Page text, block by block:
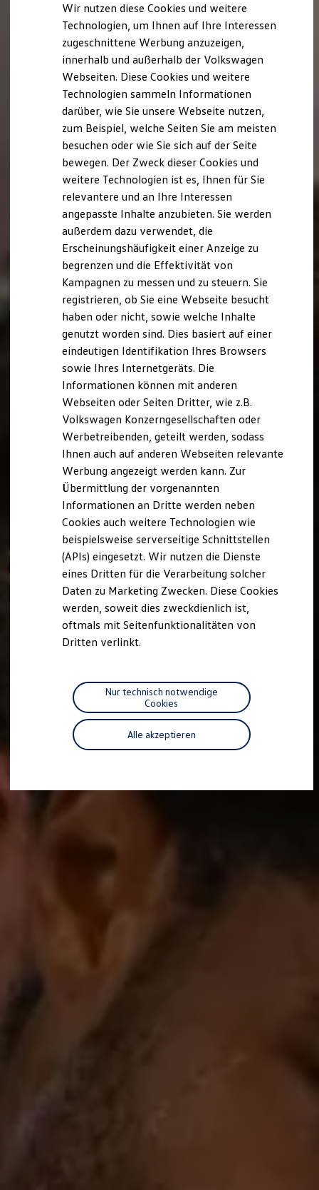
Laden unterwegs
Laden Zuhause
Ladestationen finden
Ladezeitensimulator
Batterie
Sicherheit
Nachhaltigkeit
Technologie
Kosten und Kauf
Verbrauchskosten
Kaufoptionen
E-Auto-Förderung
Software und Konnektivität
Die ID. Software 6
ID. Software Versionen und Updates
Digitale Extras
Schnittstellen zu Ihrem ID.
Marke und Erlebnis
Volkswagen R und R Experience
R-Modelle
R Experience
Driving Experience
Volkswagen entdecken
Werkbesichtigung
Lifestyle Shop
T-Roc Kollektion
Golf Kollektion
Volkswagen Kollektion
R-Kollektion
GTI Kollektion
Fußball Drop
we drive football
#wedriveproud
Besitzer und Service
myVolkswagen
Software Updates
Service und Ersatzteile
Inspektion und HU/AU
Reparaturen und Checks
Motorenöl und Flüssigkeiten
Räder und Reifen
Pannen- und Unfallhilfe
Economy Service
Volkswagen Teile
Zubehör
Modellspezifisches Zubehör
Individualisieren
Wallbox und Ladekabel
Digitale Extras
Dienste für Ihr Modell finden
Volkswagen Apps, Login und Shop
Handy und Fahrzeug verbinden
Vorgängermodelle
Assistenzsysteme
Wir nutzen diese Cookies und weitere
Technologien, um Ihnen auf Ihre Interessen
zugeschnittene Werbung anzuzeigen,
innerhalb und außerhalb der Volkswagen
Webseiten. Diese Cookies und weitere
Technologien sammeln Informationen
darüber, wie Sie unsere Webseite nutzen,
zum Beispiel, welche Seiten Sie am meisten
besuchen oder wie Sie sich auf der Seite
bewegen. Der Zweck dieser Cookies und
weitere Technologien ist es, Ihnen für Sie
relevantere und an Ihre Interessen
angepasste Inhalte anzubieten. Sie werden
außerdem dazu verwendet, die
Erscheinungshäufigkeit einer Anzeige zu
begrenzen und die Effektivität von
Kampagnen zu messen und zu steuern. Sie
registrieren, ob Sie eine Webseite besucht
haben oder nicht, sowie welche Inhalte
genutzt worden sind. Dies basiert auf einer
eindeutigen Identifikation Ihres Browsers
sowie Ihres Internetgeräts. Die
Informationen können mit anderen
Webseiten oder Seiten Dritter, wie z.B.
Volkswagen Konzerngesellschaften oder
Werbetreibenden, geteilt werden, sodass
Ihnen auch auf anderen Webseiten relevante
Werbung angezeigt werden kann. Zur
Übermittlung der vorgenannten
Informationen an Dritte werden neben
Cookies auch weitere Technologien wie
beispielsweise serverseitige Schnittstellen
(APIs) eingesetzt. Wir nutzen die Dienste
eines Dritten für die Verarbeitung solcher
Daten zu Marketing Zwecken. Diese Cookies
werden, soweit dies zweckdienlich ist,
oftmals mit Seitenfunktionalitäten von
Dritten verlinkt.
Alle akzeptieren
Nur technisch notwendige
Cookies